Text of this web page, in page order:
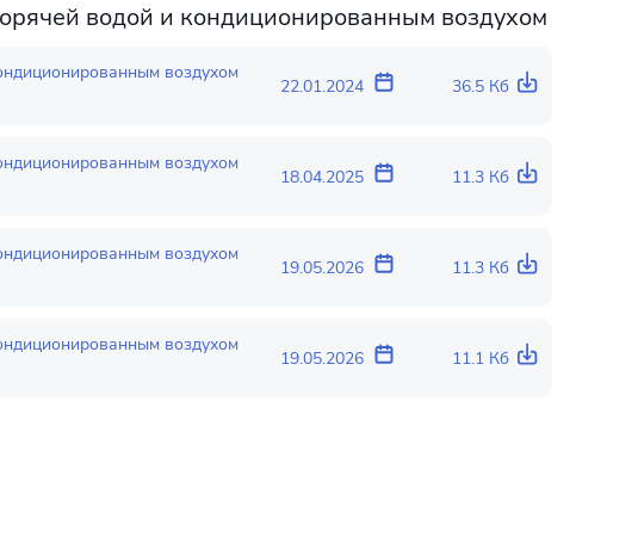
водой и кондиционированным воздухом
воздухом
22.01.2024 36.5 Кб
воздухом
18.04.2025 11.3 Кб
воздухом
19.05.2026 11.3 Кб
воздухом
19.05.2026 11.1 Кб